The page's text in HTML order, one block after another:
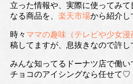
立った情報や、実際に使ってみ
なる商品を、 楽天市場から紹介し
時々 ママの趣味（テレビや少女漫
稿してますが、息抜きなので許し
みんな知ってるドーナツ店で働
チョコのアイシングなら任せて♡